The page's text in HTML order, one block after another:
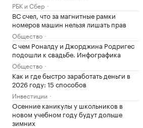
РБК и Сбер
ВС счел, что за магнитные рамки
номеров машин нельзя лишать прав
Общество
С чем Роналду и Джорджина Родригес
подошли к свадьбе. Инфографика
Общество
Как и где быстро заработать деньги в
2026 году: 15 способов
Инвестиции
Осенние каникулы у школьников в
новом учебном году будут дольше
зимних